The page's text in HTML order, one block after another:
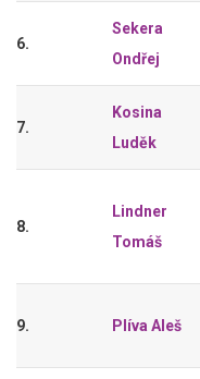
6.
Sekera
Ondřej
7.
Kosina
Luděk
8.
Lindner
Tomáš
9. Plíva Aleš